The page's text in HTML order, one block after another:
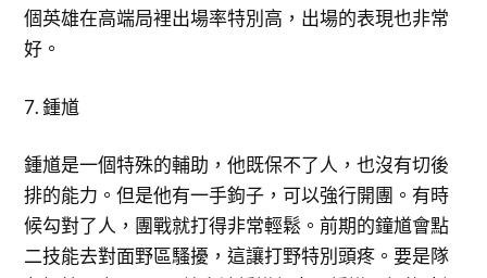
個英雄在高端局裡出場率特別高，出場的表現也非常
好。
7. 鍾馗
鍾馗是一個特殊的輔助，他既保不了人，也沒有切後
排的能力。但是他有一手鉤子，可以強行開團。有時
候勾對了人，團戰就打得非常輕鬆。前期的鐘馗會點
二技能去對面野區騷擾，這讓打野特別頭疼。要是隊